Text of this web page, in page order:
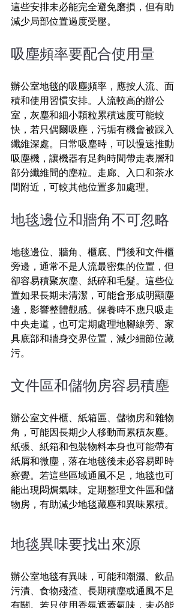
這些安排未必能完全避免磨損，但有助
減少局部位置過度受壓。
吸塵頻率要配合使用量
辦公室地毯的吸塵頻率，應按人流、面
積和使用習慣安排。人流較高的辦公
室，灰塵和細小顆粒累積速度可能較
快，若只偶爾吸塵，污垢有機會被踩入
纖維深處。日常吸塵時，可以慢速推動
吸塵機，讓機器有足夠時間帶走表層和
部分纖維間的塵粒。走廊、入口和茶水
間附近，可較其他位置多加處理。
地毯邊位和牆角不可忽略
地毯邊位、牆角、櫃底、門後和文件櫃
旁邊，通常不是人流最密集的位置，但
卻容易積聚灰塵、紙碎和毛髮。這些位
置如果長期未清潔，可能會形成明顯塵
邊，影響整體觀感。保養時不應只吸走
中央走道，也可定期處理地腳線旁、家
具底部和牆身交界位置，減少細節位藏
污。
文件區和儲物房容易積塵
辦公室文件櫃、紙箱區、儲物房和雜物
角，可能因長期少人移動而累積灰塵。
紙張、紙箱和包裝物料本身也可能帶有
紙屑和微塵，落在地毯後未必容易即時
察覺。若這些區域通風不足，地毯也可
能出現悶焗氣味。定期整理文件區和儲
物房，有助減少地毯藏塵和異味累積。
地毯異味要找出來源
辦公室地毯有異味，可能和潮濕、飲品
污漬、食物殘渣、長期積塵或通風不足
有關。若只使用香氛遮蓋氣味，未必能